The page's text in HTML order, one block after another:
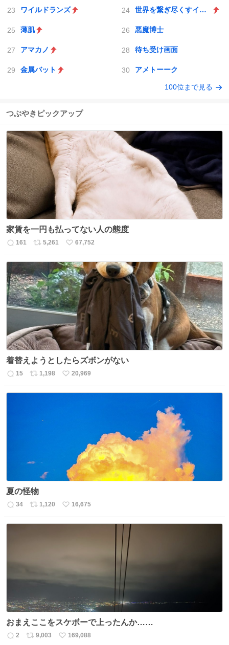
ワイルドランズ 世界を繋ぎ尽くすインターネット巫女
薄肌 悪魔博士
アマカノ 待ち受け画面
金属バット アメトーーク
100位まで見る
つぶやきピックアップ
家賃を一円も払ってない人の態度
返
161
リ
ト
数
5,261
い
ね
数
67,752
着替えようとしたらズボンがない
返
15
リ
1,198
い
20,969
夏の怪物
返
34
リ
1,120
い
16,675
おまえここをスケボーで上ったんか……
返
2
リ
9,003
い
169,088